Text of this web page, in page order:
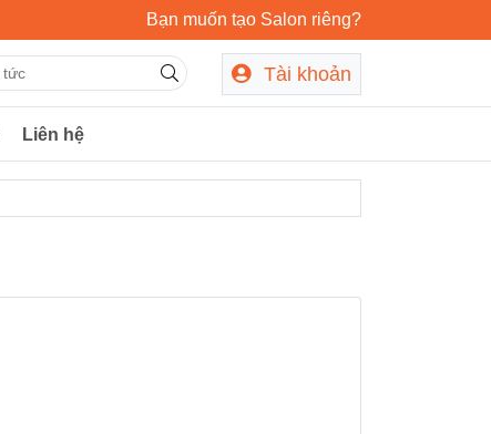
Bạn muốn tạo Salon riêng?
Tài khoản
Liên hệ